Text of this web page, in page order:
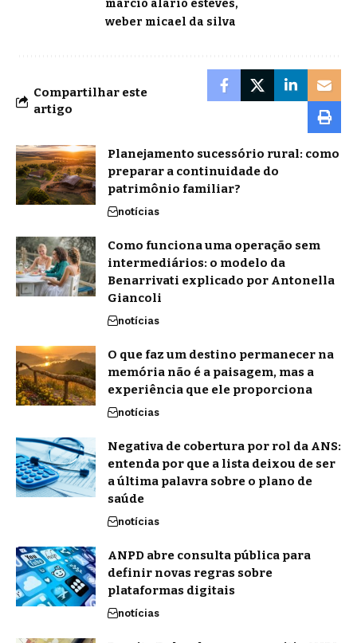
marcio alario esteves
weber micael da silva
Compartilhar este
artigo
Planejamento sucessório rural: como
preparar a continuidade do
patrimônio familiar?
notícias
Como funciona uma operação sem
intermediários: o modelo da
Benarrivati explicado por Antonella
Giancoli
notícias
O que faz um destino permanecer na
memória não é a paisagem, mas a
experiência que ele proporciona
notícias
Negativa de cobertura por rol da ANS:
entenda por que a lista deixou de ser
a última palavra sobre o plano de
saúde
notícias
ANPD abre consulta pública para
definir novas regras sobre
plataformas digitais
notícias